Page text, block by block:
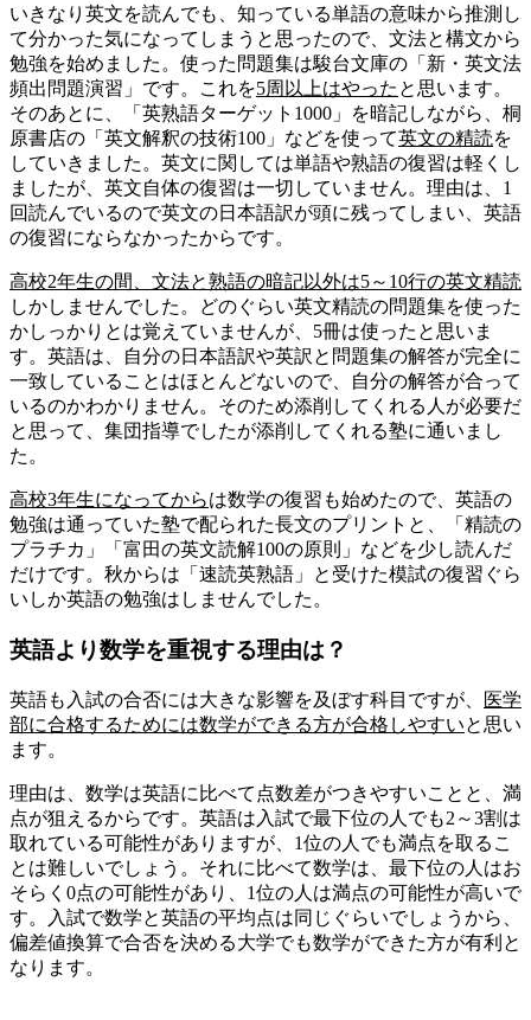
いきなり英文を読んでも、知っている単語の意味から推測し
て分かった気になってしまうと思ったので、文法と構文から
勉強を始めました。使った問題集は駿台文庫の「新・英文法
頻出問題演習」 です。これを5周以上はやった と思います。
そのあとに、
「英熟語ターゲット1000」 を暗記しながら、 桐
原書店の「英文解釈の技術100」 などを使って英文の精読を
していきました。英文に関しては単語や熟語の復習は軽くし
ましたが、英文自体の復習は一切していません。理由は、1
回読んでいるので英文の日本語訳が頭に残ってしまい、英語
の復習にならなかったからです。
高校2年生の間、文法と熟語の暗記以外は5～10行の英文精読
しかしませんでした。
どのぐらい英文精読の問題集を使った
かしっかりとは覚えていませんが、5冊は使った と思いま
す。英語は、自分の日本語訳や英訳と問題集の解答が完全に
一致していることはほとんどないので、自分の解答が合って
いるのかわかりません。そのため添削してくれる人が必要だ
と思って、集団指導でしたが添削してくれる塾に通い まし
た。
高校3年生になってからは数学の復習も始めたので、英語の
勉強は通っていた塾で配られた長文のプリント と、
「精読の
プラチカ」「富田の英文読解100の原則」 などを少し読んだ
だけです。 秋からは 「速読英熟語」 と 受けた模試の復習ぐら
い しか英語の勉強はしませんでした。
英語より数学を重視する理由は？
英語も入試の合否には大きな影響を及ぼす科目ですが、
医学
部に合格するためには数学ができる方が合格しやすいと思い
ます。
理由は、 数学は英語に比べて点数差がつきやすいこと と、 満
点が狙えるからです。英語は入試で最下位の人でも2～3割は
取れている可能性がありますが、1位の人でも満点を取るこ
とは難しいでしょう。それに比べて数学は、最下位の人はお
そらく0点の可能性があり、1位の人は満点の可能性が高いで
す。入試で数学と英語の平均点は同じぐらいでしょうから、
偏差値換算で合否を決める大学でも数学ができた方が有利と
なります。